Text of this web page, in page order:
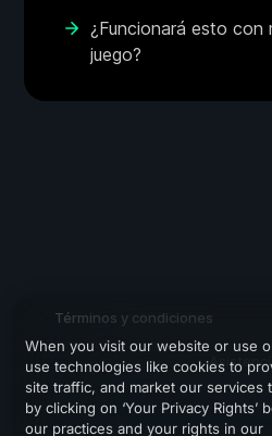
¿Funcionará esto con
juego?
Términos y condiciones
When you visit our website or use
use technologies like cookies to
site traffic, and market our services
by clicking on ‘Your Privacy
our practices and your rights in our